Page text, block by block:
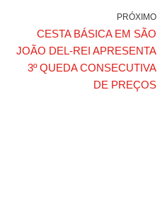
PRÓXIMO
CESTA BÁSICA EM SÃO
JOÃO DEL-REI APRESENTA
3º QUEDA CONSECUTIVA
DE PREÇOS